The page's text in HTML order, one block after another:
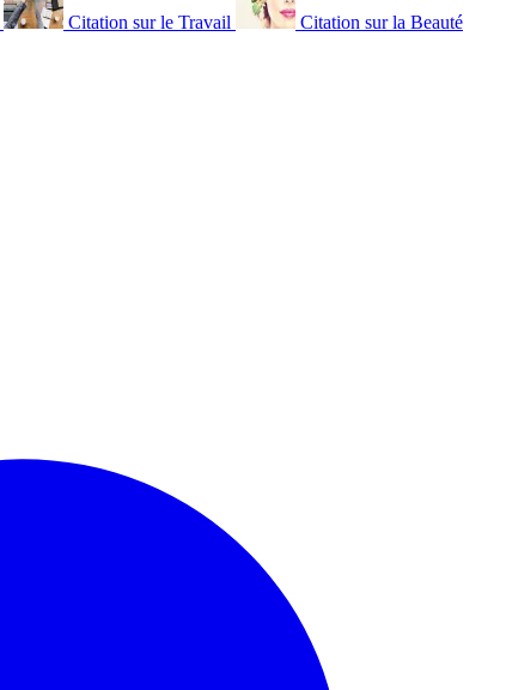
Citation sur le Travail Citation sur la Beauté